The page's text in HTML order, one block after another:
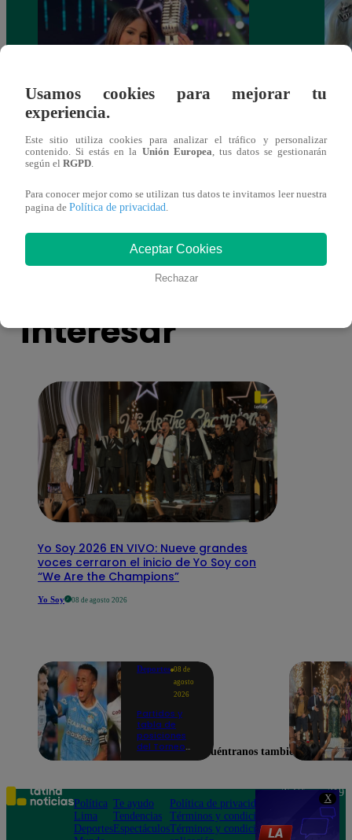
X
¡Imitadora de Laura Pausini se consagró
ganadora de Yo Soy: Nueva Generación!
También te puede
interesar
Yo Soy 2026 EN VIVO: Nueve grandes
voces cerraron el inicio de Yo Soy con
“We Are the Champions”
Yo Soy 08 de agosto 2026
Deportes 08 de
agosto
2026
Partidos y
tabla de
posiciones
del Torneo
en la fecha 4
Usamos cookies para mejorar tu
experiencia.
Este sitio utiliza cookies para analizar el tráfico y personalizar
contenido. Si estás en la Unión Europea , tus datos se gestionarán
según el RGPD
Para conocer mejor como se utilizan tus datos te invitamos leer nuestra
pagina de Política de privacidad
Aceptar Cookies
Rechazar
Encuéntranos también en
Política
Lima
Deportes
Te ayudo
Tendencias
Espectáculos
Política de privacidad
Términos y condiciones
Términos y condiciones
Teléfono: 219
Av. San
Felipe 968